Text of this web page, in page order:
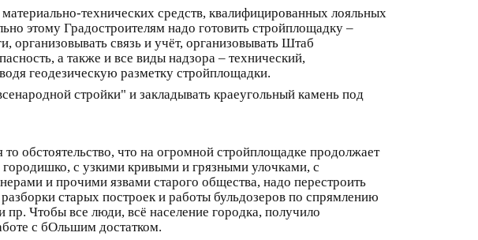
технических средств, квалифицированных лояльных
этому Градостроителям надо готовить стройплощадку –
связь и учёт, организовывать Штаб
а также и все виды надзора – технический,
геодезическую разметку стройплощадки.
стройки" и закладывать краеугольный камень под
обстоятельство, что на огромной стройплощадке продолжает
с узкими кривыми и грязными улочками, с
и прочими язвами старого общества, надо перестроить
старых построек и работы бульдозеров по спрямлению
пр. Чтобы все люди, всё население городка, получило
с бОльшим достатком.